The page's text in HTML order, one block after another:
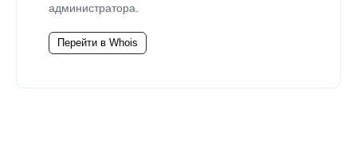
администратора.
Перейти в Whois